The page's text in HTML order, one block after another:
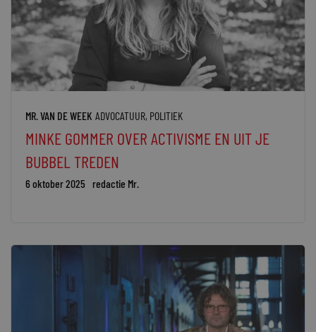
MR. VAN DE WEEK ADVOCATUUR, POLITIEK
MINKE GOMMER OVER ACTIVISME EN UIT JE
BUBBEL TREDEN
6 oktober 2025 redactie Mr.